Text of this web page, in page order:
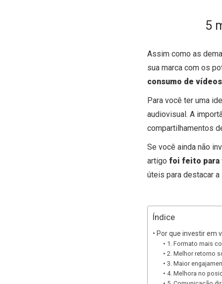
5
Assim como as
sua marca com os
consumo de
Para você ter uma
audiovisual. A
compartilhamentos
Se você ainda não
artigo foi feito
úteis para destacar
Índice
Por que investir em
1. Formato mais
2. Melhor retorno
3. Maior
4. Melhora no